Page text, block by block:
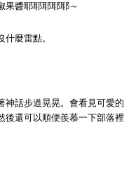
果醬耶耶耶耶耶～
麼雷點。
神話步道晃晃。會看見可愛的
後還可以順便羨慕一下部落裡